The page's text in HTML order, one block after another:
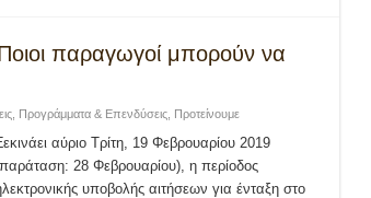
παραγωγοί μπορούν να
Προγράμματα & Επενδύσεις Προτείνουμε
αύριο Τρίτη, 19 Φεβρουαρίου 2019
28 Φεβρουαρίου), η περίοδος
υποβολής αιτήσεων για ένταξη στο